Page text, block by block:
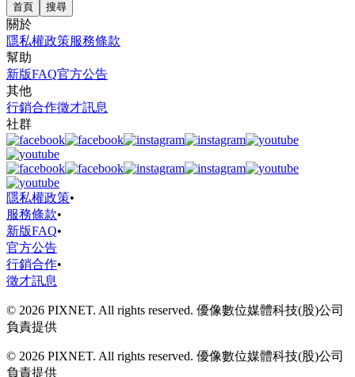
首頁 搜尋
關於
隱私權政策服務條款
幫助
新版FAQ官方公告
其他
行銷合作徵才訊息
社群
隱私權政策•
服務條款•
新版FAQ•
官方公告
行銷合作•
徵才訊息
© 2026 PIXNET. All rights reserved. 優像數位媒體科技(股)公司
負責提供
© 2026 PIXNET. All rights reserved. 優像數位媒體科技(股)公司
負責提供